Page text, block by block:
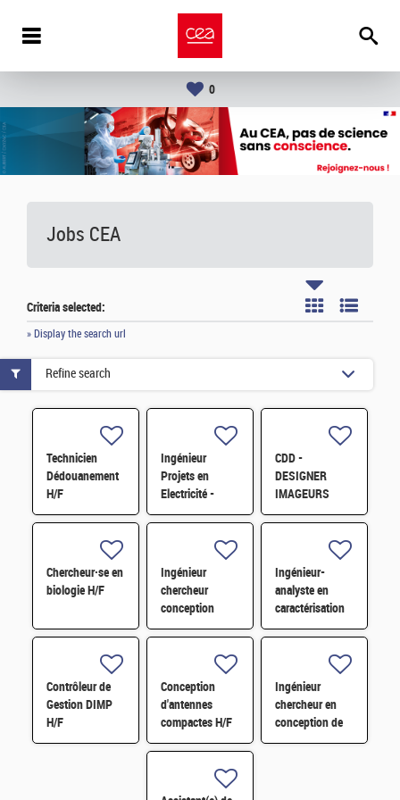
0
Jobs CEA
Criteria selected:
» Display the search url
Technicien
Dédouanement
H/F
Ingénieur
Projets en
Electricité -
Courants Forts
CDD -
DESIGNER
IMAGEURS
CMOS H/F
Chercheur·se en
biologie H/F
Ingénieur
chercheur
conception
combustible H/F
Ingénieur-
analyste en
caractérisation
physico-
XPS et ToF-
SIMS H/F
Contrôleur de
Gestion DIMP
H/F
Conception
d'antennes
compactes H/F
Ingénieur
chercheur en
conception de
circuits intégrés
Refine search